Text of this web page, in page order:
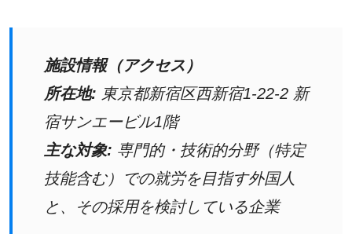
施設情報（アクセス）
所在地: 東京都新宿区西新宿1-22-2 新
宿サンエービル1階
主な対象: 専門的・技術的分野（特定
技能含む）での就労を目指す外国人
と、その採用を検討している企業